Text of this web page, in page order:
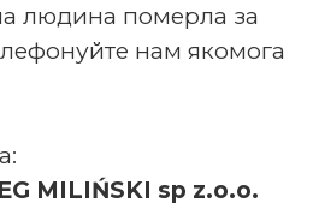
людина померла за
нам якомога
MILIŃSKI sp z.o.o.